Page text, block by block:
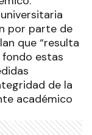
por parte de
que “resulta
estas
de la
académico